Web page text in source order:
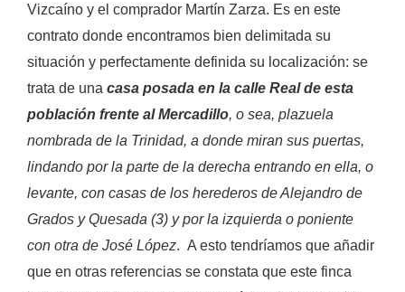
Vizcaíno y el comprador Martín Zarza. Es en este
contrato donde encontramos bien delimitada su
situación y perfectamente definida su localización: se
trata de una casa posada en la calle Real de esta
población frente al Mercadillo, o sea, plazuela
nombrada de la Trinidad, a donde miran sus puertas,
lindando por la parte de la derecha entrando en ella, o
levante, con casas de los herederos de Alejandro de
Grados y Quesada (3) y por la izquierda o poniente
con otra de José López. A esto tendríamos que añadir
que en otras referencias se constata que este finca